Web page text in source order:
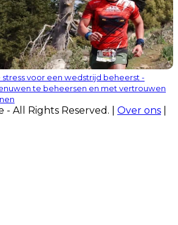
voor een wedstrijd beheerst -
te beheersen en met vertrouwen
All Rights Reserved. | Over ons